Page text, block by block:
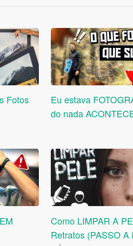
Fotos
Eu estava
do nada
Como LIMPAR A
Retratos (PASSO A